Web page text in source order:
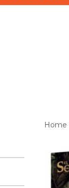
Home